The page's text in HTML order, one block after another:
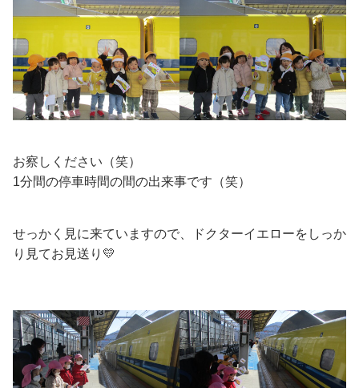
お察しください（笑）
1分間の停車時間の間の出来事です（笑）
せっかく見に来ていますので、ドクターイエローをしっか
り見てお見送り💛